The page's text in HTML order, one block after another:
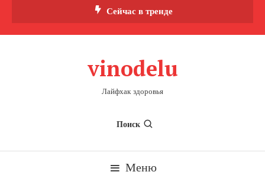
Сейчас в тренде
vinodelu
Лайфхак здоровья
Поиск
Меню